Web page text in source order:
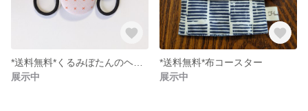
展示中
*送料無料*布コースター
展示中